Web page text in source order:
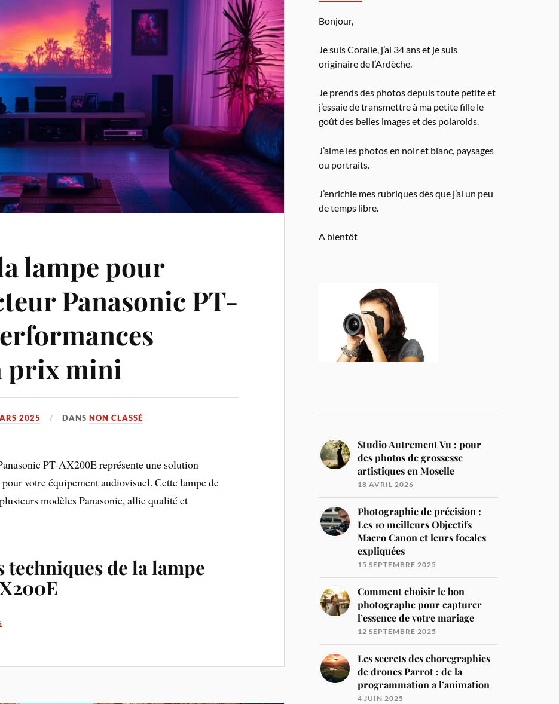
lampe pour
Panasonic PT-
prix mini
2025 DANSNON CLASSÉ
PT-AX200E représente une solution
votre équipement audiovisuel. Cette lampe de
modèles Panasonic, allie qualité et
de la lampe
Bonjour,
Je suis Coralie, j’ai 34 ans et je suis
originaire de l’Ardèche.
Je prends des photos depuis toute petite et
j’essaie de transmettre à ma petite fille le
goût des belles images et des polaroids.
J’aime les photos en noir et blanc, paysages
ou portraits.
J’enrichie mes rubriques dès que j’ai un peu
de temps libre.
A bientôt
Studio Autrement Vu : pour
des photos de grossesse
artistiques en Moselle
18 AVRIL 2026
Photographie de précision :
Les 10 meilleurs Objectifs
Macro Canon et leurs focales
expliquées
15 SEPTEMBRE 2025
Comment choisir le bon
photographe pour capturer
l’essence de votre mariage
12 SEPTEMBRE 2025
Les secrets des choregraphies
de drones Parrot : de la
programmation a l’animation
4 JUIN 2025